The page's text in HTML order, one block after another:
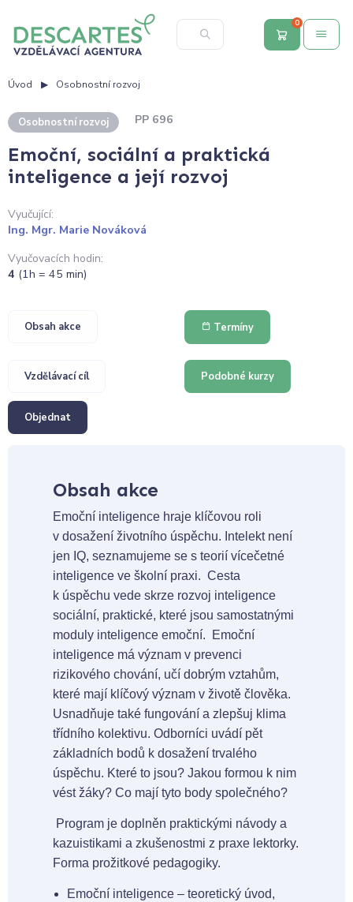
0
Úvod Osobnostní rozvoj
Osobnostní rozvoj PP 696
Emoční, sociální a praktická
inteligence a její rozvoj
Vyučující:
Ing. Mgr. Marie Nováková
Vyučovacích hodin:
4 (1h = 45 min)
Obsah akce Termíny
Vzdělávací cíl Podobné kurzy
Objednat
Obsah akce
Emoční inteligence hraje klíčovou roli
v dosažení životního úspěchu. Intelekt není
jen IQ, seznamujeme se s teorií vícečetné
inteligence ve školní praxi. Cesta
k úspěchu vede skrze rozvoj inteligence
sociální, praktické, které jsou samostatnými
moduly inteligence emoční. Emoční
inteligence má význam v prevenci
rizikového chování, učí dobrým vztahům,
které mají klíčový význam v životě člověka.
Usnadňuje také fungování a zlepšuj klima
třídního kolektivu. Odborníci uvádí pět
základních bodů k dosažení trvalého
úspěchu. Které to jsou? Jakou formou k nim
vést žáky? Co mají tyto body společného?
Program je doplněn praktickými návody a
kazuistikami a zkušenostmi z praxe lektorky.
Forma prožitkové pedagogiky.
Emoční inteligence – teoretický úvod,